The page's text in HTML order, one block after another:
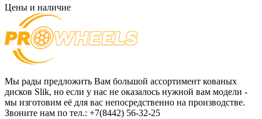
Цены и наличие
Мы рады предложить Вам большой ассортимент кованых
дисков Slik, но если у нас не оказалось нужной вам модели -
мы изготовим её для вас непосредственно на производстве.
Звоните нам по тел.: +7(8442) 56-32-25